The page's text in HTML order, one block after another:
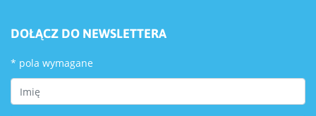
DOŁĄCZ DO NEWSLETTERA
* pola wymagane
First Name